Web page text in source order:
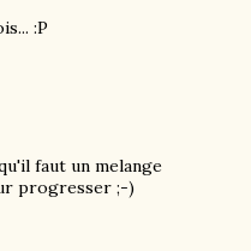
:P
faut un melange
progresser ;-)